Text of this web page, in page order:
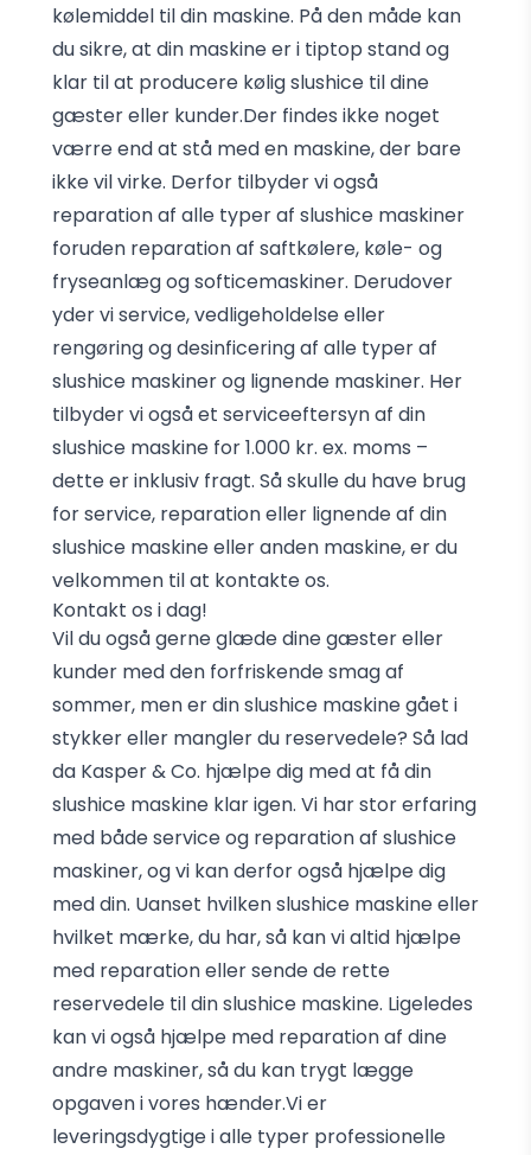
kølemiddel til din maskine. På den måde kan
du sikre, at din maskine er i tiptop stand og
klar til at producere kølig slushice til dine
gæster eller kunder.Der findes ikke noget
værre end at stå med en maskine, der bare
ikke vil virke. Derfor tilbyder vi også
reparation af alle typer af slushice maskiner
foruden reparation af saftkølere, køle- og
fryseanlæg og softicemaskiner. Derudover
yder vi service, vedligeholdelse eller
rengøring og desinficering af alle typer af
slushice maskiner og lignende maskiner. Her
tilbyder vi også et serviceeftersyn af din
slushice maskine for 1.000 kr. ex. moms –
dette er inklusiv fragt. Så skulle du have brug
for service, reparation eller lignende af din
slushice maskine eller anden maskine, er du
velkommen til at kontakte os.
Kontakt os i dag!
Vil du også gerne glæde dine gæster eller
kunder med den forfriskende smag af
sommer, men er din slushice maskine gået i
stykker eller mangler du reservedele? Så lad
da Kasper & Co. hjælpe dig med at få din
slushice maskine klar igen. Vi har stor erfaring
med både service og reparation af slushice
maskiner, og vi kan derfor også hjælpe dig
med din. Uanset hvilken slushice maskine eller
hvilket mærke, du har, så kan vi altid hjælpe
med reparation eller sende de rette
reservedele til din slushice maskine. Ligeledes
kan vi også hjælpe med reparation af dine
andre maskiner, så du kan trygt lægge
opgaven i vores hænder.Vi er
leveringsdygtige i alle typer professionelle